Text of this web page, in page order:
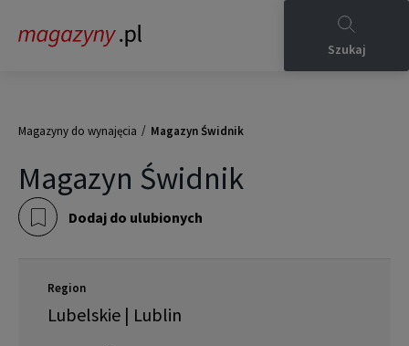
Szukaj
Magazyny do wynajęcia / Magazyn Świdnik
Magazyn Świdnik
Dodaj do ulubionych
Region
Lubelskie | Lublin